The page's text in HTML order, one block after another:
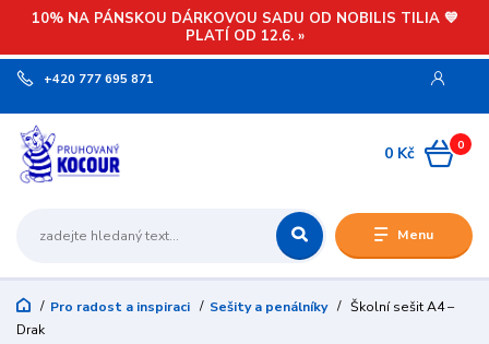
10% NA PÁNSKOU DÁRKOVOU SADU OD NOBILIS TILIA 💙
PLATÍ OD 12.6. »
Menu
+420 777 695 871
0
0 Kč
Pro radost a inspiraci Sešity a penálníky
Školní sešit A4 –
Drak